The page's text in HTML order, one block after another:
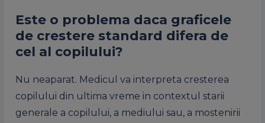
Este o problema daca graficele
de crestere standard difera de
cel al copilului?
Nu neaparat. Medicul va interpreta cresterea
copilului din ultima vreme in contextul starii
generale a copilului, a mediului sau, a mostenirii